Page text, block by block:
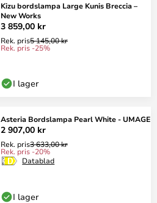
Kizu bordslampa Large Kunis Breccia –
New Works
3 859,00 kr
Rek. pris5 145,00 kr
Rek. pris -25%
I lager
Asteria Bordslampa Pearl White - UMAGE
2 907,00 kr
Rek. pris3 633,00 kr
Rek. pris -20%
Datablad
I lager